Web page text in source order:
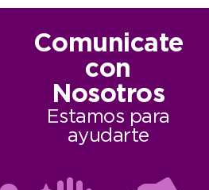
Comunicate
con
Nosotros
Estamos para
ayudarte